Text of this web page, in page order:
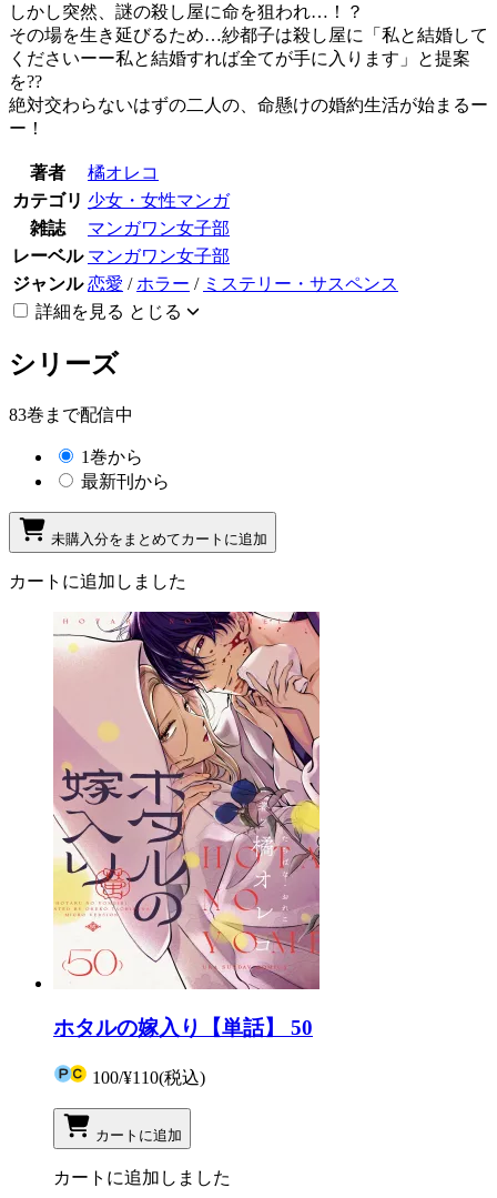
しかし突然、謎の殺し屋に命を狙われ…！？
その場を生き延びるため…紗都子は殺し屋に「私と結婚して
くださいーー私と結婚すれば全てが手に入ります」と提案
を??
絶対交わらないはずの二人の、命懸けの婚約生活が始まるー
ー！
著者
橘オレコ
カテゴリ 少女・女性マンガ
雑誌
マンガワン女子部
レーベル マンガワン女子部
ジャンル 恋愛 / ホラー / ミステリー・サスペンス
詳細を見る とじる
シリーズ
83巻まで配信中
1巻から
最新刊から
未購入分をまとめてカートに追加
カートに追加しました
ホタルの嫁入り【単話】 50
100/¥110(税込)
カートに追加
カートに追加しました